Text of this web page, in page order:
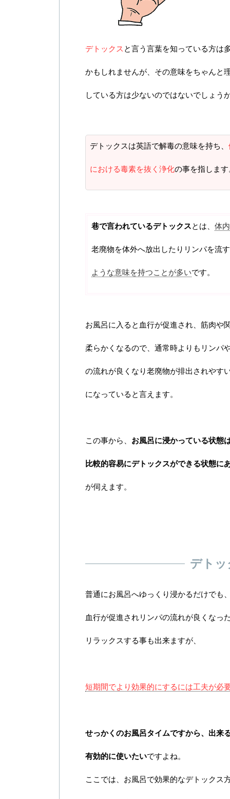
デトックス と言う言葉を知っている方は
かもしれませんが、その意味をちゃんと
している方は少ないのではないでしょうか
デトックスは英語で解毒の意味を持ち、
における毒素を抜く浄化の事を指します
巷で言われているデトックスとは、 体
老廃物を体外へ放出したりリンパを流す
ような意味を持つことが多いです。
お風呂に入ると血行が促進され、筋肉や
柔らかくなるので、通常時よりもリンパ
の流れが良くなり老廃物が排出されやす
になっていると言えます。
この事から、 お風呂に浸かっている状態は
比較的容易にデトックスができる状態に
が伺えます。
デトッ
普通にお風呂へゆっくり浸かるだけでも、
血行が促進されリンパの流れが良くなっ
リラックスする事も出来ますが、
短期間でより効果的にするには工夫が必要
せっかくのお風呂タイムですから、出来
有効的に使いたいですよね。
ここでは、お風呂で効果的なデトックス